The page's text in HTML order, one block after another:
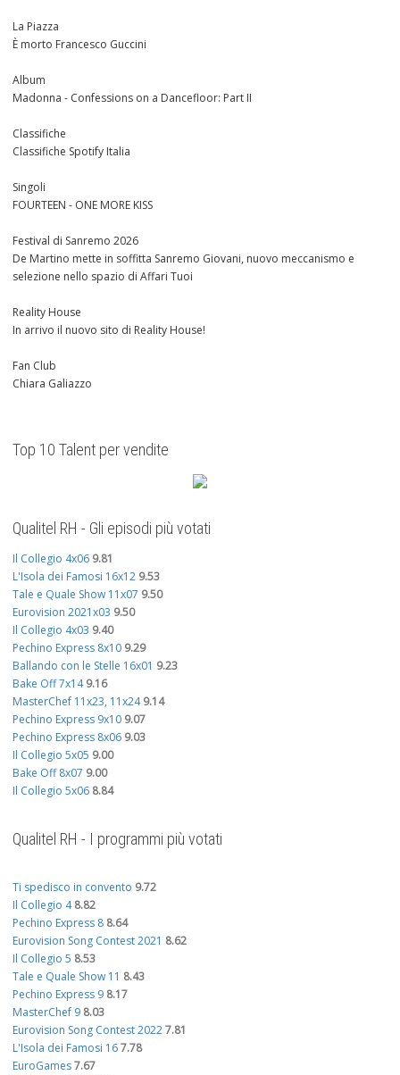
La Piazza
È morto Francesco Guccini
Album
Madonna - Confessions on a Dancefloor: Part II
Classifiche
Classifiche Spotify Italia
Singoli
FOURTEEN - ONE MORE KISS
Festival di Sanremo 2026
De Martino mette in soffitta Sanremo Giovani, nuovo meccanismo e
selezione nello spazio di Affari Tuoi
Reality House
In arrivo il nuovo sito di Reality House!
Fan Club
Chiara Galiazzo
Top 10 Talent per vendite
Qualitel RH - Gli episodi più votati
Il Collegio 4x06 9.81
L'Isola dei Famosi 16x12 9.53
Tale e Quale Show 11x07 9.50
Eurovision 2021x03 9.50
Il Collegio 4x03 9.40
Pechino Express 8x10 9.29
Ballando con le Stelle 16x01 9.23
Bake Off 7x14 9.16
MasterChef 11x23, 11x24 9.14
Pechino Express 9x10 9.07
Pechino Express 8x06 9.03
Il Collegio 5x05 9.00
Bake Off 8x07 9.00
Il Collegio 5x06 8.84
Qualitel RH - I programmi più votati
Ti spedisco in convento 9.72
Il Collegio 4 8.82
Pechino Express 8 8.64
Eurovision Song Contest 2021 8.62
Il Collegio 5 8.53
Tale e Quale Show 11 8.43
Pechino Express 9 8.17
MasterChef 9 8.03
Eurovision Song Contest 20227.81
L'Isola dei Famosi 167.78
EuroGames7.67